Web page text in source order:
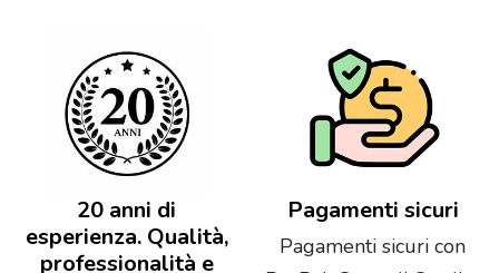
20 anni di
esperienza. Qualità,
professionalità e
Pagamenti sicuri
Pagamenti sicuri con